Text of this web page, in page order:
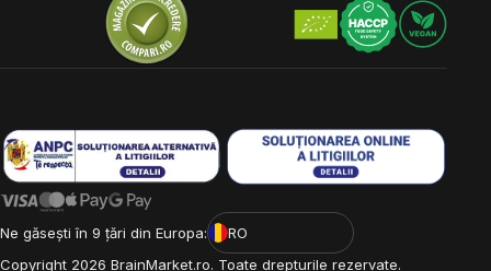
Ne găsești în 9 țări din Europa:
RO
Copyright 2026 BrainMarket.ro. Toate drepturile rezervate.